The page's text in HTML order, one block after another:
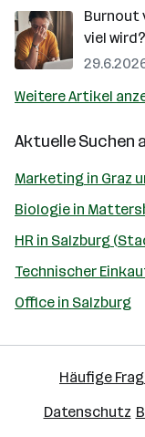
Burnout
viel wird?
Weitere Artikel
Aktuelle Suchen
Marketing in Graz
Biologie in
HR in Salzburg
Technischer
Office in Salzburg
Häufige
Datenschutz